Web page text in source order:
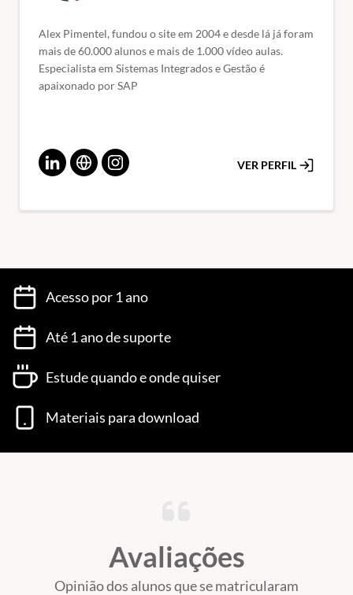
Alex Pimentel, fundou o site em 2004 e desde lá já foram
mais de 60.000 alunos e mais de 1.000 vídeo aulas.
Especialista em Sistemas Integrados e Gestão é
apaixonado por SAP
VER PERFIL
Acesso por 1 ano
Até 1 ano de suporte
Estude quando e onde quiser
Materiais para download
Avaliações
Opinião dos alunos que se matricularam